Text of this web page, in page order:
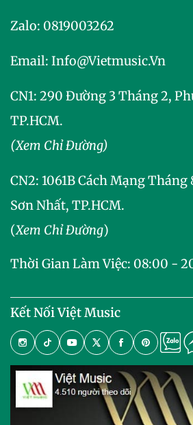
Zalo: 0819003262
Email: Info@vietmusic.vn
CN1: 290 Đường 3 Tháng 2,
TP.HCM.
(Xem Chỉ Đường)
CN2: 1061B Cách Mạng
Sơn Nhất, TP.HCM.
(Xem Chỉ Đường)
Thời Gian Làm Việc: 08:00 -
Kết Nối Việt Music